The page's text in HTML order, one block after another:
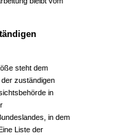
steht dem
zuständigen
in
in dem
Liste der